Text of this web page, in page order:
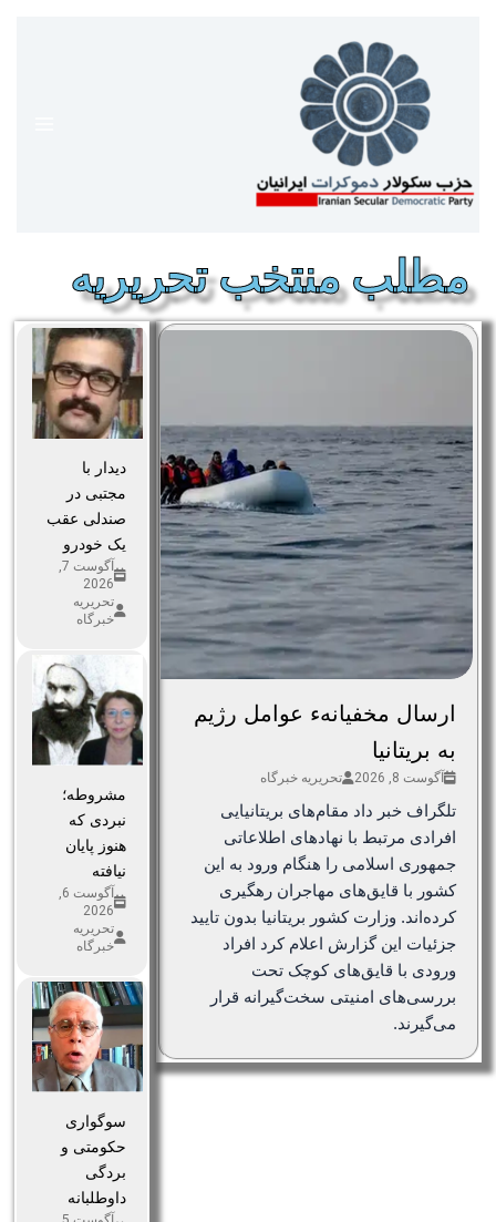
مطلب منتخب تحریریه
ارسال مخفیانهء عوامل رژیم
به بریتانیا
آگوست 8, 2026 تحریریه خبرگاه
تلگراف خبر داد مقام‌های بریتانیایی
افرادی مرتبط با نهادهای اطلاعاتی
جمهوری اسلامی را هنگام ورود به این
کشور با قایق‌های مهاجران رهگیری
کرده‌اند. وزارت کشور بریتانیا بدون تایید
جزئیات این گزارش اعلام کرد افراد
ورودی با قایق‌های کوچک تحت
بررسی‌های امنیتی سخت‌گیرانه قرار
می‌گیرند.
دیدار با
مجتبی در
صندلی عقب
یک خودرو
آگوست 7,
2026
تحریریه
خبرگاه
مشروطه؛
نبردی که
هنوز پایان
نیافته
آگوست 6,
2026
تحریریه
خبرگاه
سوگواری
حکومتی و
بردگی
داوطلبانه